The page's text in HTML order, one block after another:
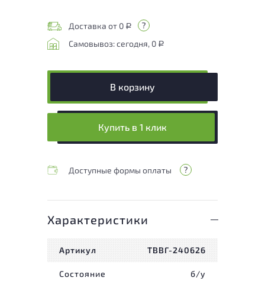
Доставка от 0 Р
Самовывоз: сегодня, 0 Р
В корзину
Купить в 1 клик
Доступные формы оплаты
Характеристики
Артикул ТВВГ-240626
Состояние б/у